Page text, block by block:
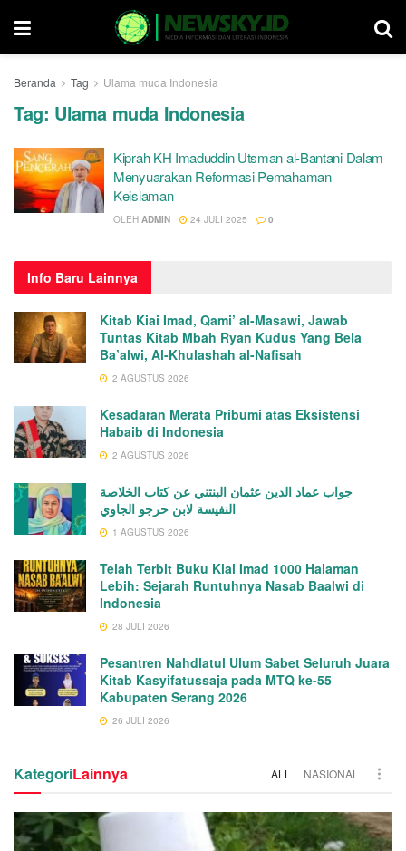
Beranda Tag Ulama muda Indonesia
Tag: Ulama muda Indonesia
Kiprah KH Imaduddin Utsman al-Bantani Dalam
Menyuarakan Reformasi Pemahaman
Keislaman
OLEH ADMIN 24 JULI 2025 0
Info Baru Lainnya
Kitab Kiai Imad, Qami’ al-Masawi, Jawab
Tuntas Kitab Mbah Ryan Kudus Yang Bela
Ba’alwi, Al-Khulashah al-Nafisah
2 AGUSTUS 2026
Kesadaran Merata Pribumi atas Eksistensi
Habaib di Indonesia
2 AGUSTUS 2026
جواب عماد الدين عثمان البنتني عن كتاب الخلاصة
النفيسة لابن حرجو الجاوي
1 AGUSTUS 2026
Telah Terbit Buku Kiai Imad 1000 Halaman
Lebih: Sejarah Runtuhnya Nasab Baalwi di
Indonesia
28 JULI 2026
Pesantren Nahdlatul Ulum Sabet Seluruh Juara
Kitab Kasyifatussaja pada MTQ ke-55
Kabupaten Serang 2026
26 JULI 2026
KategoriLainnya ALL NASIONAL